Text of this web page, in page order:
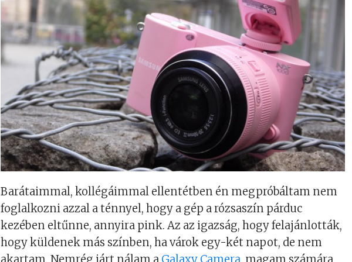
Barátaimmal, kollégáimmal ellentétben én megpróbáltam nem
foglalkozni azzal a ténnyel, hogy a gép a rózsaszín párduc
kezében eltűnne, annyira pink. Az az igazság, hogy felajánlották,
hogy küldenek más színben, ha várok egy-két napot, de nem
akartam. Nemrég járt nálam a Galaxy Camera , magam számára